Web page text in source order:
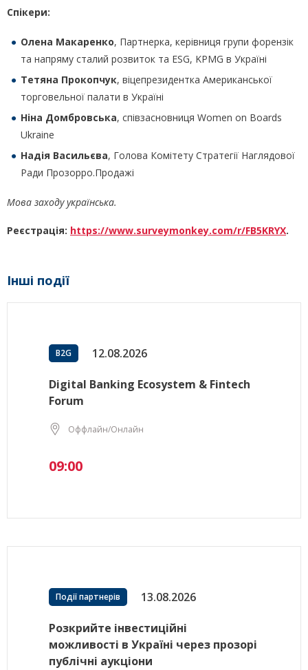
Cпікери:
Олена Макаренко, Партнерка, керівниця групи форензік
та напряму сталий розвиток та ESG, KPMG в Україні
Тетяна Прокопчук, віцепрезидентка Американської
торговельної палати в Україні
Ніна Домбровська, співзасновниця Women on Boards
Ukraine
Надія Васильєва, Голова Комітету Стратегії Наглядової
Ради Прозорро.Продажі
Мова заходу українська.
Реєстрація: https://www.surveymonkey.com/r/FB5KRYX.
Інші події
B2G 12.08.2026
Digital Banking Ecosystem & Fintech
Forum
Оффлайн/Онлайн
09:00
Події партнерів 13.08.2026
Розкрийте інвестиційні
можливості в Україні через прозорі
публічні аукціони